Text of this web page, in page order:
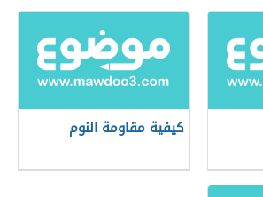
كيفية مقاومة النوم